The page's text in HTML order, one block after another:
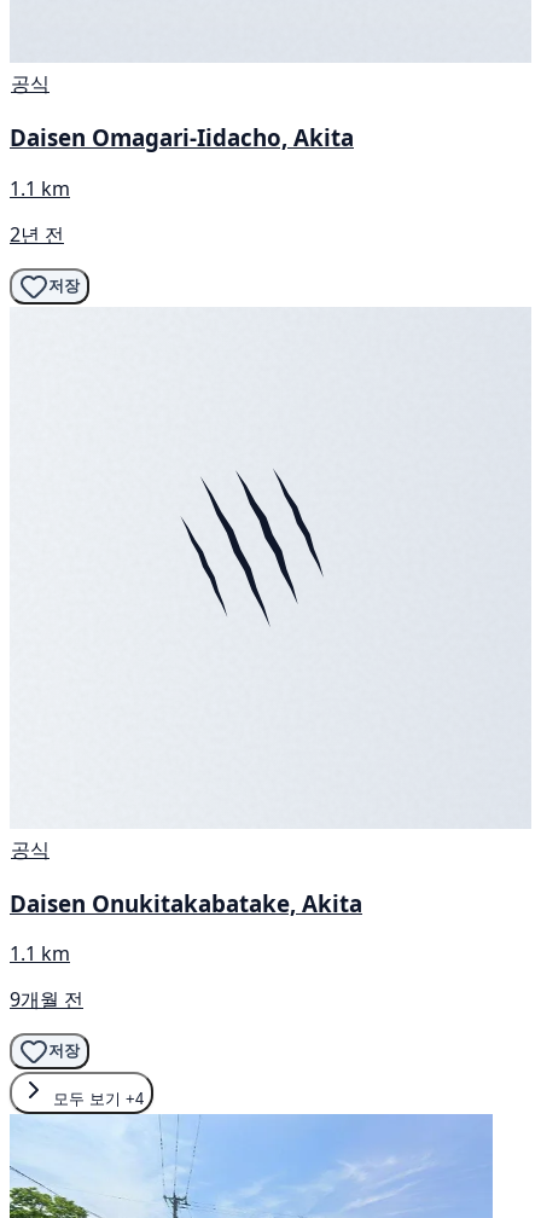
공식
Daisen Omagari-Iidacho, Akita
1.1 km
2년 전
저장
공식
Daisen Onukitakabatake, Akita
1.1 km
9개월 전
저장
모두 보기 +4